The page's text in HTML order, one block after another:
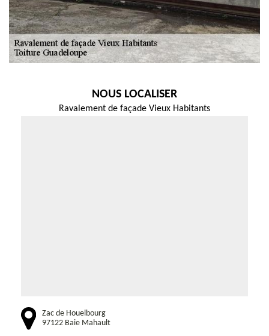
NOUS LOCALISER
Ravalement de façade Vieux Habitants
Zac de Houelbourg
97122 Baie Mahault